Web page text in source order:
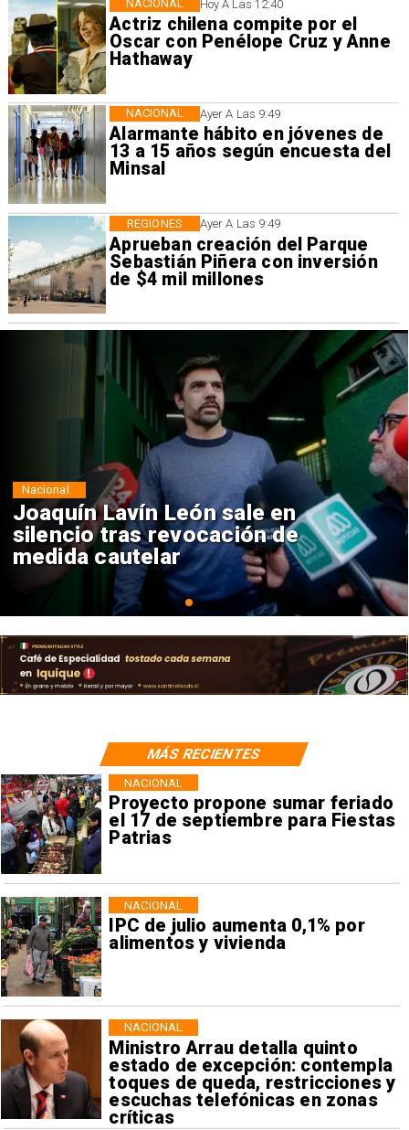
Hoy A Las 12:40
Actriz chilena compite por el
Oscar con Penélope Cruz y Anne
Hathaway
NACIONAL
Ayer A Las 9:49
Alarmante hábito en jóvenes de
13 a 15 años según encuesta del
Minsal
NACIONAL
Ayer A Las 9:49
Aprueban creación del Parque
Sebastián Piñera con inversión
de $4 mil millones
REGIONES
Chile y Venezuela formalizan
reinicio de relaciones
consulares
Nacional
Proyecto propone sumar feriado
el 17 de septiembre para Fiestas
Patrias
NACIONAL
IPC de julio aumenta 0,1% por
alimentos y vivienda
NACIONAL
Ministro Arrau detalla quinto
estado de excepción: contempla
toques de queda, restricciones y
escuchas telefónicas en zonas
críticas
NACIONAL
MÁS RECIENTES